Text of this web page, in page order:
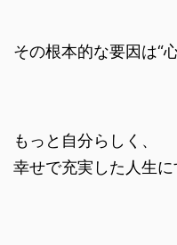
その根本的な要因は“
もっと自分らしく、
幸せで充実した人生に